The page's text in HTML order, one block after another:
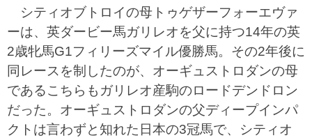
シティオブトロイの母トゥゲザーフォーエヴァ
ーは、英ダービー馬ガリレオを父に持つ14年の英
2歳牝馬G1フィリーズマイル優勝馬。その2年後に
同レースを制したのが、オーギュストロダンの母
であるこちらもガリレオ産駒のロードデンドロン
だった。オーギュストロダンの父ディープインパ
クトは言わずと知れた日本の3冠馬で、シティオ